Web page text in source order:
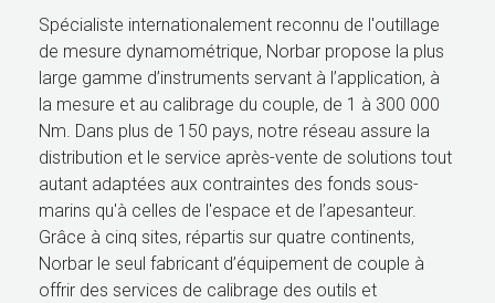
Spécialiste internationalement reconnu de l'outillage
de mesure dynamométrique, Norbar propose la plus
large gamme d’instruments servant à l’application, à
la mesure et au calibrage du couple, de 1 à 300 000
Nm. Dans plus de 150 pays, notre réseau assure la
distribution et le service après-vente de solutions tout
autant adaptées aux contraintes des fonds sous-
marins qu'à celles de l'espace et de l’apesanteur.
Grâce à cinq sites, répartis sur quatre continents,
Norbar le seul fabricant d’équipement de couple à
offrir des services de calibrage des outils et